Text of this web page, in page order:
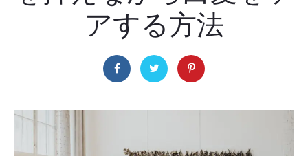
アする方法